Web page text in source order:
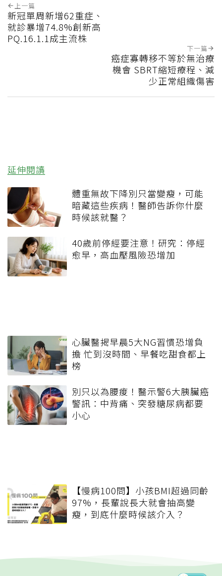
上一篇
新冠單周新增62重症、
就診暴增74.8%創新高
PQ.16.1.1成主流株
下一篇
癌症寡轉移不等於無治療
機會 SBRT縮短療程、減
少正常組織傷害
延伸閱讀
體重無故下降別只當變瘦，可能
暗藏這些疾病！醫師告訴你什麼
時候該就醫？
40歲前停經要注意！研究：停經
愈早，高血壓風險恐增加
心臟醫揭早晨5大NG習慣恐增負
擔 忙到沒時間、早餐吃甜食都上
榜
別只以為腰痠！醫示警6大胰臟癌
警訊：中背痛、突發糖尿病都要
小心
【慢病100問】小孩BMI超過同齡
97%，長輩說長大就會抽高變
瘦，到底什麼時候該介入？